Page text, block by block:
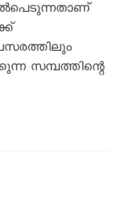
സമ്പത്തിന്റെ